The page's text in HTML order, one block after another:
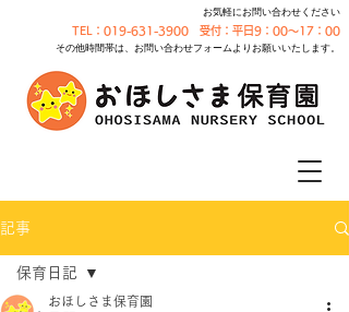
お気軽にお問い合わせください
TEL：019-631-3900 受付：平日9：00～17：00
その他時間帯は、お問い合わせフォームよりお願いいたします。
記事
保育日記
おほしさま保育園